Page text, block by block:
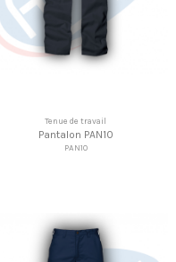
Tenue de travail
Pantalon PAN10
PAN10